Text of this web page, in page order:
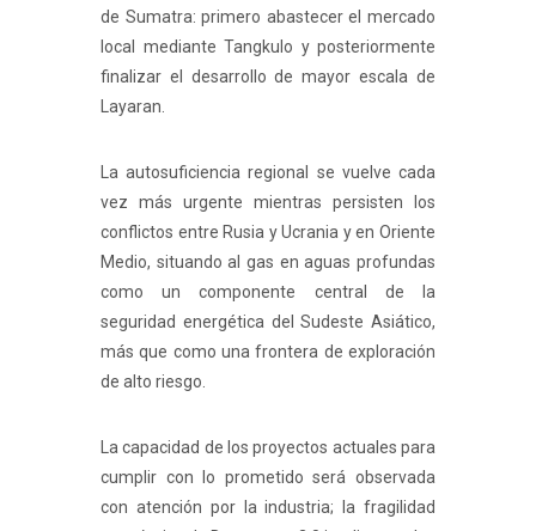
de Sumatra: primero abastecer el mercado
local mediante Tangkulo y posteriormente
finalizar el desarrollo de mayor escala de
Layaran.
La autosuficiencia regional se vuelve cada
vez más urgente mientras persisten los
conflictos entre Rusia y Ucrania y en Oriente
Medio, situando al gas en aguas profundas
como un componente central de la
seguridad energética del Sudeste Asiático,
más que como una frontera de exploración
de alto riesgo.
La capacidad de los proyectos actuales para
cumplir con lo prometido será observada
con atención por la industria; la fragilidad